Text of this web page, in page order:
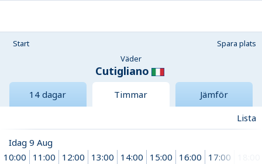
Start
Spara plats
Väder
Cutigliano
14 dagar Timmar
Jämför
Lista
Idag 9 Aug
10:00
11:00 12:00 13:00 14:00 15:00 16:00 17:00